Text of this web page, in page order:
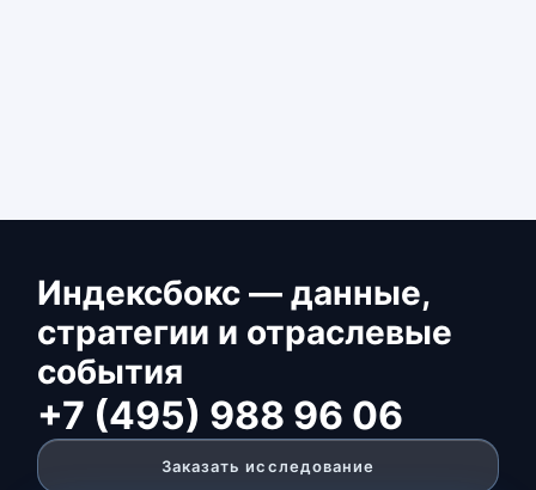
Индексбокс — данные,
стратегии и отраслевые
события
+7 (495) 988 96 06
Заказать исследование